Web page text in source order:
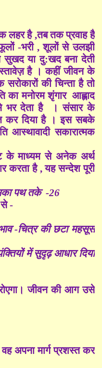
लहर है ,तब तक प्रवाह है
-भरी , शूलों से उलझी
सुखद या दु:खद बना देती
है । कहीं जीवन के
की चिन्ता है तो
का मनोरम शृंगार आह्लाद
से भर देता है । संसार के
कर दिया है । इस सबके
आस्थावादी सकारात्मक
के माध्यम से अनेक अर्थ
करता है , यह सन्देश पूरी
पथ तके -26
से -
-चित्र की छटा महसूस
में सुदृढ़ आधार दिया
जीवन की आग उसे
अपना मार्ग प्रशस्त कर